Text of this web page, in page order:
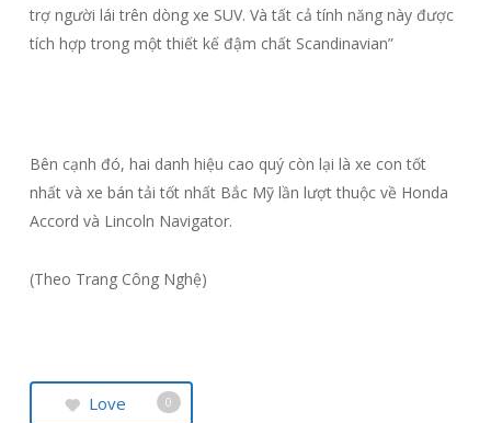
trợ người lái trên dòng xe SUV. Và tất cả tính năng này được
tích hợp trong một thiết kế đậm chất Scandinavian”
Bên cạnh đó, hai danh hiệu cao quý còn lại là xe con tốt
nhất và xe bán tải tốt nhất Bắc Mỹ lần lượt thuộc về Honda
Accord và Lincoln Navigator.
(Theo Trang Công Nghệ)
Love 0